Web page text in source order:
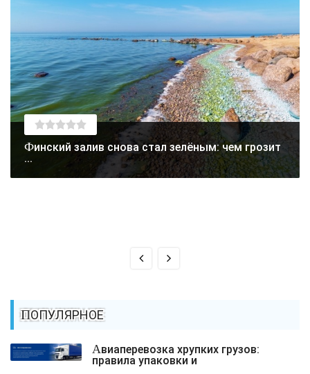
Финский залив снова стал зелёным: чем грозит
...
ПОПУЛЯРНОЕ
Авиаперевозка хрупких грузов:
правила упаковки и